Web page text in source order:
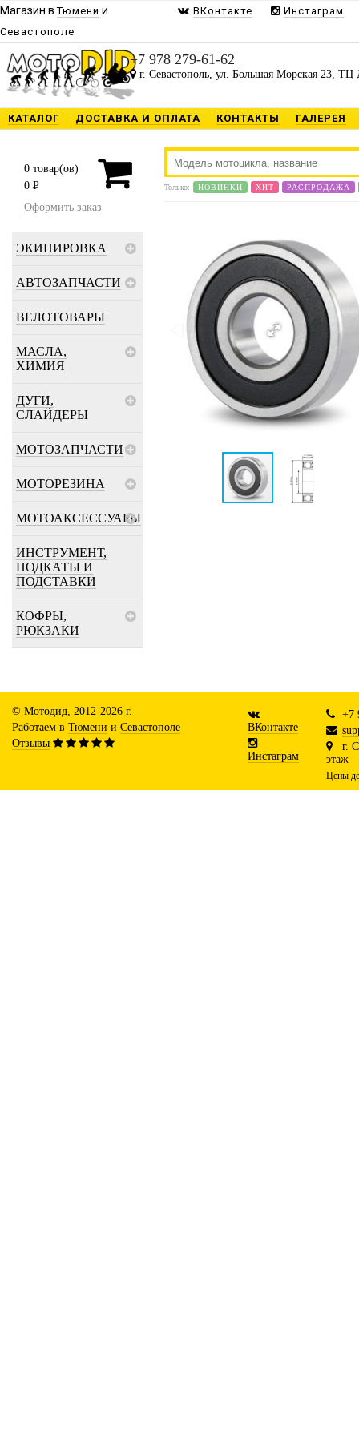
Магазин вТюмени и
Севастополе
ВКонтакте Инстаграм
+7 978 279-61-62
г. Севастополь, ул. Большая Морская 23, ТЦ
КАТАЛОГ ДОСТАВКА И ОПЛАТА КОНТАКТЫ ГАЛЕРЕЯ
0 товар(ов)
0 P
Оформить заказ
ЭКИПИРОВКА
АВТОЗАПЧАСТИ
ВЕЛОТОВАРЫ
МАСЛА,
ХИМИЯ
ДУГИ,
СЛАЙДЕРЫ
МОТОЗАПЧАСТИ
МОТОРЕЗИНА
МОТОАКСЕССУАРЫ
ИНСТРУМЕНТ,
ПОДКАТЫ И
ПОДСТАВКИ
КОФРЫ,
РЮКЗАКИ
Только: НОВИНКИ ХИТ РАСПРОДАЖА
© Мотодид, 2012-2026 г.
Работаем в Тюмени и Севастополе
Отзывы
ВКонтакте
Инстаграм
+7
г.
этаж
Цены